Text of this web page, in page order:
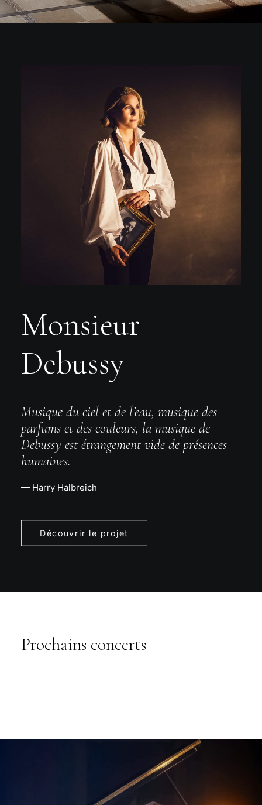
Monsieur
Debussy
Musique du ciel et de l’eau, musique des
parfums et des couleurs, la musique de
Debussy est étrangement vide de présences
humaines.
— Harry Halbreich
Découvrir le projet
Prochains concerts